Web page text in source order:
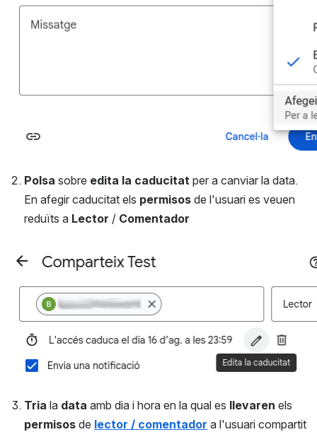
Polsa sobre edita la caducitat per a canviar la data.
En afegir caducitat els permisos de l'usuari es veuen
reduïts a Lector / Comentador
Open
Tria la data amb dia i hora en la qual es llevaren
permisos de lector / comentador a l'usuari compartit